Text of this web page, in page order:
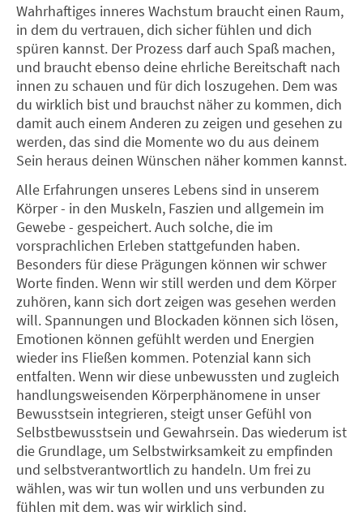
Wahrhaftiges inneres Wachstum braucht einen Raum,
in dem du vertrauen, dich sicher fühlen und dich
spüren kannst. Der Prozess darf auch Spaß machen,
und braucht ebenso deine ehrliche Bereitschaft nach
innen zu schauen und für dich loszugehen. Dem was
du wirklich bist und brauchst näher zu kommen, dich
damit auch einem Anderen zu zeigen und gesehen zu
werden, das sind die Momente wo du aus deinem
Sein heraus deinen Wünschen näher kommen kannst.
Alle Erfahrungen unseres Lebens sind in unserem
Körper - in den Muskeln, Faszien und allgemein im
Gewebe - gespeichert. Auch solche, die im
vorsprachlichen Erleben stattgefunden haben.
Besonders für diese Prägungen können wir schwer
Worte finden. Wenn wir still werden und dem Körper
zuhören, kann sich dort zeigen was gesehen werden
will. Spannungen und Blockaden können sich lösen,
Emotionen können gefühlt werden und Energien
wieder ins Fließen kommen. Potenzial kann sich
entfalten. Wenn wir diese unbewussten und zugleich
handlungsweisenden Körperphänomene in unser
Bewusstsein integrieren, steigt unser Gefühl von
Selbstbewusstsein und Gewahrsein. Das wiederum ist
die Grundlage, um Selbstwirksamkeit zu empfinden
und selbstverantwortlich zu handeln. Um frei zu
wählen, was wir tun wollen und uns verbunden zu
fühlen mit dem, was wir wirklich sind.